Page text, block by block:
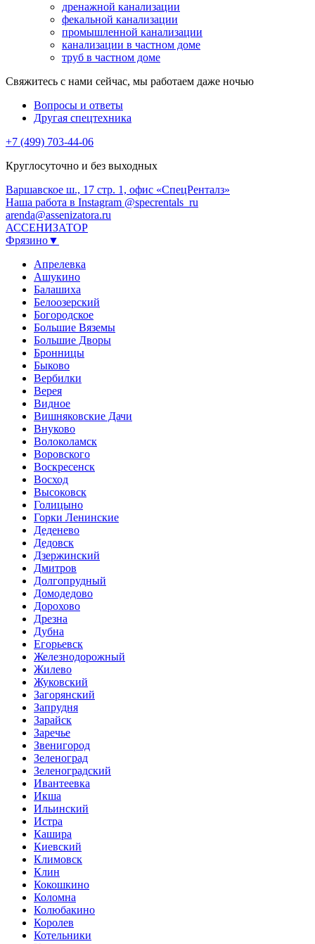
дренажной канализации
фекальной канализации
промышленной канализации
канализации в частном доме
труб в частном доме
Свяжитесь с нами сейчас, мы работаем даже ночью
Вопросы и ответы
Другая спецтехника
+7 (499) 703-44-06
Круглосуточно и без выходных
Варшавское ш., 17 стр. 1, офис «СпецРенталз»
Наша работа в Instagram @specrentals_ru
arenda@assenizatora.ru
АССЕНИЗАТОР
Фрязино▼
Апрелевка
Ашукино
Балашиха
Белоозерский
Богородское
Большие Вяземы
Большие Дворы
Бронницы
Быково
Вербилки
Верея
Видное
Вишняковские Дачи
Внуково
Волоколамск
Воровского
Воскресенск
Восход
Высоковск
Голицыно
Горки Ленинские
Деденево
Дедовск
Дзержинский
Дмитров
Долгопрудный
Домодедово
Дорохово
Дрезна
Дубна
Егорьевск
Железнодорожный
Жилево
Жуковский
Загорянский
Запрудня
Зарайск
Заречье
Звенигород
Зеленоград
Зеленоградский
Ивантеевка
Икша
Ильинский
Истра
Кашира
Киевский
Климовск
Клин
Кокошкино
Коломна
Колюбакино
Королев
Котельники